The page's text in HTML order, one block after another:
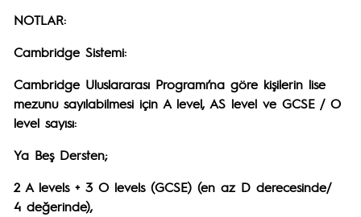
NOTLAR:
Cambridge Sistemi:
Cambridge Uluslararası Programı’na göre kişilerin lise
mezunu sayılabilmesi için A level, AS level ve GCSE / O
level sayısı:
Ya Beş Dersten;
2 A levels + 3 O levels (GCSE) (en az D derecesinde/
4 değerinde),